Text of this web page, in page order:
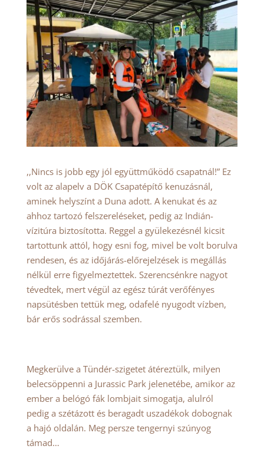
,,Nincs is jobb egy jól együttműködő csapatnál!” Ez
volt az alapelv a DÖK Csapatépítő kenuzásnál,
aminek helyszínt a Duna adott. A kenukat és az
ahhoz tartozó felszereléseket, pedig az Indián-
vízitúra biztosította. Reggel a gyülekezésnél kicsit
tartottunk attól, hogy esni fog, mivel be volt borulva
rendesen, és az időjárás-előrejelzések is megállás
nélkül erre figyelmeztettek. Szerencsénkre nagyot
tévedtek, mert végül az egész túrát verőfényes
napsütésben tettük meg, odafelé nyugodt vízben,
bár erős sodrással szemben.
Megkerülve a Tündér-szigetet átéreztülk, milyen
belecsöppenni a Jurassic Park jelenetébe, amikor az
ember a belógó fák lombjait simogatja, alulról
pedig a szétázott és beragadt uszadékok dobognak
a hajó oldalán. Meg persze tengernyi szúnyog
támad…